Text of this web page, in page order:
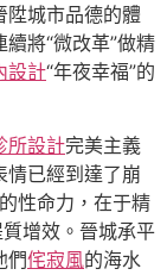
陞城市品德的體
將“微改革”做精
設計“年夜幸福”的
所設計完美主義
情已經到達了崩
性命力，在于精
增效。晉城承平
們侘寂風的海水